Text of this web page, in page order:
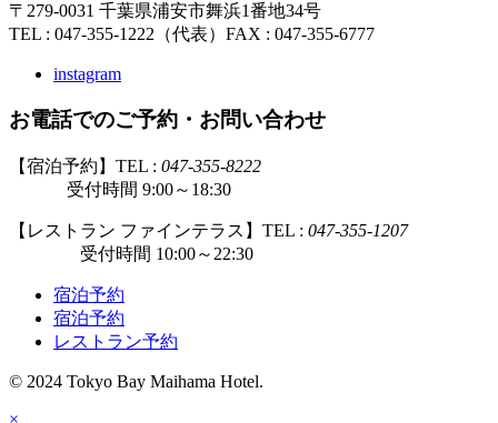
〒279-0031 千葉県浦安市舞浜1番地34号
TEL : 047-355-1222（代表） FAX : 047-355-6777
instagram
お電話でのご予約・お問い合わせ
【宿泊予約】TEL : 047-355-8222
受付時間 9:00～18:30
【レストラン ファインテラス】TEL : 047-355-1207
受付時間 10:00～22:30
宿泊予約
宿泊予約
レストラン予約
© 2024 Tokyo Bay Maihama Hotel.
×